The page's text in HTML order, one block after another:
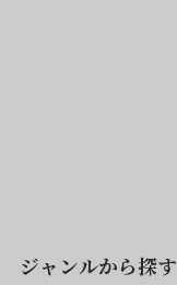
ジャンルから探す